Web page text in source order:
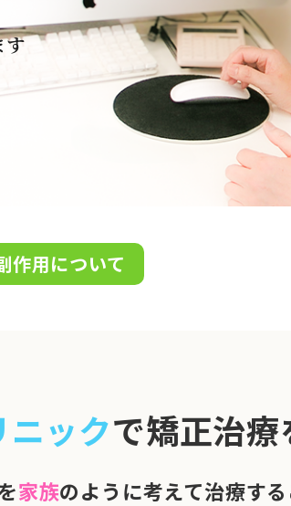
す
作用について
ックで矯正治
家族のように考えて治療す